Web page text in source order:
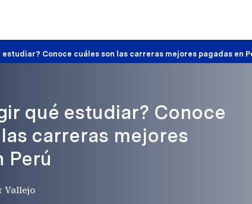
Conoce cuáles son las carreras mejores pagadas en
qué estudiar? Conoce
carreras mejores
Perú
Vallejo